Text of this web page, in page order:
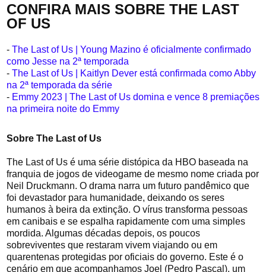
CONFIRA MAIS SOBRE THE LAST
OF US
-The Last of Us | Young Mazino é oficialmente confirmado
como Jesse na 2ª temporada
-The Last of Us | Kaitlyn Dever está confirmada como Abby
na 2ª temporada da série
- Emmy 2023 | The Last of Us domina e vence 8 premiações
na primeira noite do Emmy
Sobre The Last of Us
The Last of Us é uma série distópica da HBO baseada na
franquia de jogos de videogame de mesmo nome criada por
Neil Druckmann. O drama narra um futuro pandêmico que
foi devastador para humanidade, deixando os seres
humanos à beira da extinção. O vírus transforma pessoas
em canibais e se espalha rapidamente com uma simples
mordida. Algumas décadas depois, os poucos
sobreviventes que restaram vivem viajando ou em
quarentenas protegidas por oficiais do governo. Este é o
cenário em que acompanhamos Joel (Pedro Pascal), um